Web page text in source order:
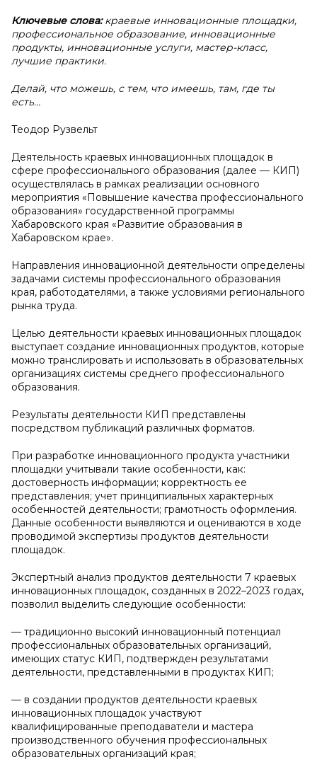
Ключевые слова:краевые инновационные площадки,
профессиональное образование, инновационные
продукты, инновационные услуги, мастер-класс,
лучшие практики.
Делай, что можешь, с тем, что имеешь, там, где ты
есть…
Теодор Рузвельт
Деятельность краевых инновационных площадок в
сфере профессионального образования (далее — КИП)
осуществлялась в рамках реализации основного
мероприятия «Повышение качества профессионального
образования» государственной программы
Хабаровского края «Развитие образования в
Хабаровском крае».
Направления инновационной деятельности определены
задачами системы профессионального образования
края, работодателями, а также условиями регионального
рынка труда.
Целью деятельности краевых инновационных площадок
выступает создание инновационных продуктов, которые
можно транслировать и использовать в образовательных
организациях системы среднего профессионального
образования.
Результаты деятельности КИП представлены
посредством публикаций различных форматов.
При разработке инновационного продукта участники
площадки учитывали такие особенности, как:
достоверность информации; корректность ее
представления; учет принципиальных характерных
особенностей деятельности; грамотность оформления.
Данные особенности выявляются и оцениваются в ходе
проводимой экспертизы продуктов деятельности
площадок.
Экспертный анализ продуктов деятельности 7 краевых
инновационных площадок, созданных в 2022–2023 годах,
позволил выделить следующие особенности:
— традиционно высокий инновационный потенциал
профессиональных образовательных организаций,
имеющих статус КИП, подтвержден результатами
деятельности, представленными в продуктах КИП;
— в создании продуктов деятельности краевых
инновационных площадок участвуют
квалифицированные преподаватели и мастера
производственного обучения профессиональных
образовательных организаций края;